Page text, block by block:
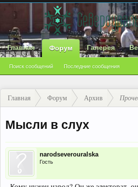
Главная Форум
Поиск сообщений Последние сообщения
Галерея
Главная Форум Архив
Мысли в слух
narodseverouralska
Гость